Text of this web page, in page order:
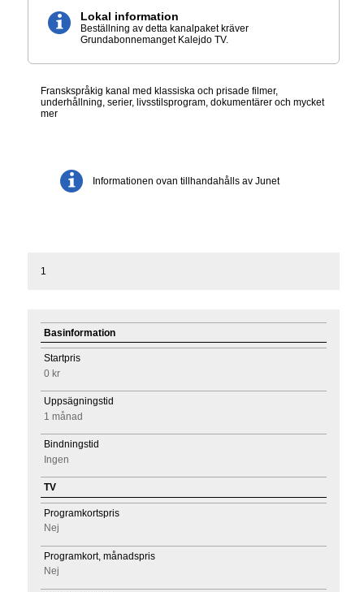
Lokal information
Beställning av detta kanalpaket kräver
Grundabonnemanget Kalejdo TV.
Franskspråkig kanal med klassiska och prisade filmer,
underhållning, serier, livsstilsprogram, dokumentärer och mycket
mer
Informationen ovan tillhandahålls av Junet
1
Basinformation
Startpris
0 kr
Uppsägningstid
1 månad
Bindningstid
Ingen
TV
Programkortspris
Nej
Programkort, månadspris
Nej